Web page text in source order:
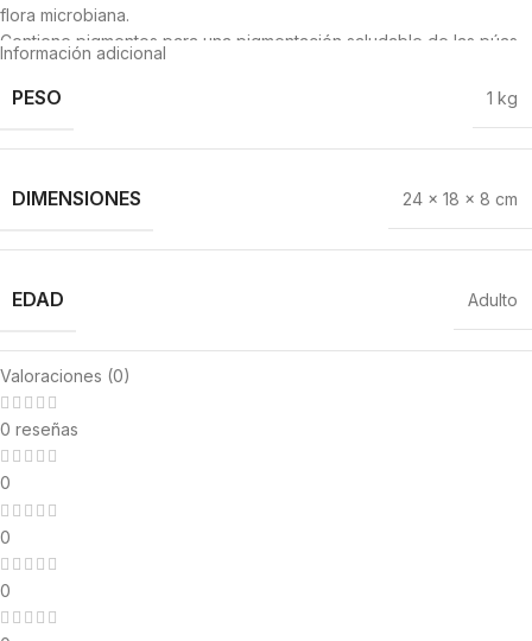
flora microbiana.
Contiene pigmentos para una pigmentación saludable de las púas.
Contiene vitamina E natural para el sistema nervioso y reproductivo.
Contiene la cantidad recomendada de taurina, aminoácidos que en
Información adicional
PESO 1 kg
DIMENSIONES 24 × 18 × 8 cm
EDAD Adulto
MARCA
NUTRICIÓN
Valoraciones (0)
0 reseñas
0
0
0